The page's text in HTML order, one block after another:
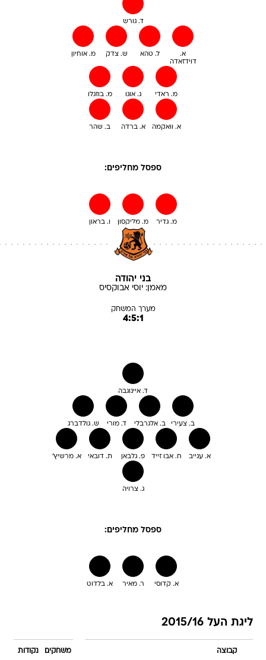
ד. גורש
מ. אוחיון ש. צדק ל. טהא
א.
דוידזאדה
מ. בוזגלו ג. אוגו מ. ראדי
ב. שהר א. ברדה א. וואקמה
ספסל מחליפים:
ו. בראון מ. מליקסון מ. גדיר
בני יהודה
מאמן: יוסי אבוקסיס
מערך המשחק
4:5:1
ד. איינוגבה
ש. גולדברג ד. מורי ב. אלגרבלי ב. צעירי
א. מרשיץ' ת. דובאי פ. גלבאן ח. אבו זייד א. עגייב
ג. צרויה
ספסל מחליפים:
א. בלדוט ר. מאיר א. קדוסי
ליגת העל 2015/16
קבוצה משחקים נקודות